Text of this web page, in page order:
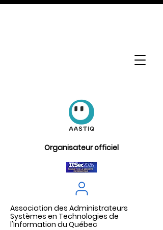
Organisateur officiel
Association des Administrateurs
Systèmes en Technologies de
l'Information du Québec